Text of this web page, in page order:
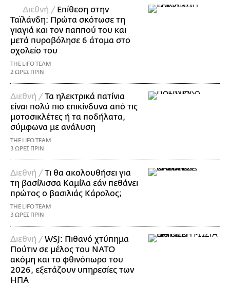
Διεθνή / Επίθεση στην
Ταϊλάνδη: Πρώτα σκότωσε τη
γιαγιά και τον παππού του και
μετά πυροβόλησε 6 άτομα στο
σχολείο του
THE LIFO TEAM
2 ΩΡΕΣ ΠΡΙΝ
Διεθνή /Τα ηλεκτρικά πατίνια
είναι πολύ πιο επικίνδυνα από τις
μοτοσικλέτες ή τα ποδήλατα,
σύμφωνα με ανάλυση
THE LIFO TEAM
3 ΩΡΕΣ ΠΡΙΝ
Διεθνή /Τι θα ακολουθήσει για
τη βασίλισσα Καμίλα εάν πεθάνει
πρώτος ο βασιλιάς Κάρολος;
THE LIFO TEAM
3 ΩΡΕΣ ΠΡΙΝ
Διεθνή /WSJ: Πιθανό χτύπημα
Πούτιν σε μέλος του ΝΑΤΟ
ακόμη και το φθινόπωρο του
2026, εξετάζουν υπηρεσίες των
ΗΠΑ